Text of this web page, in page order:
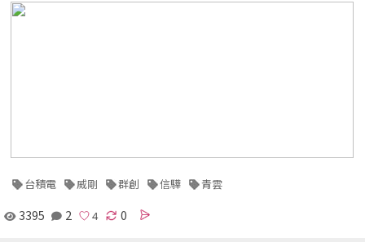
台積電 威剛 群創 信驊 青雲
3395 2 0